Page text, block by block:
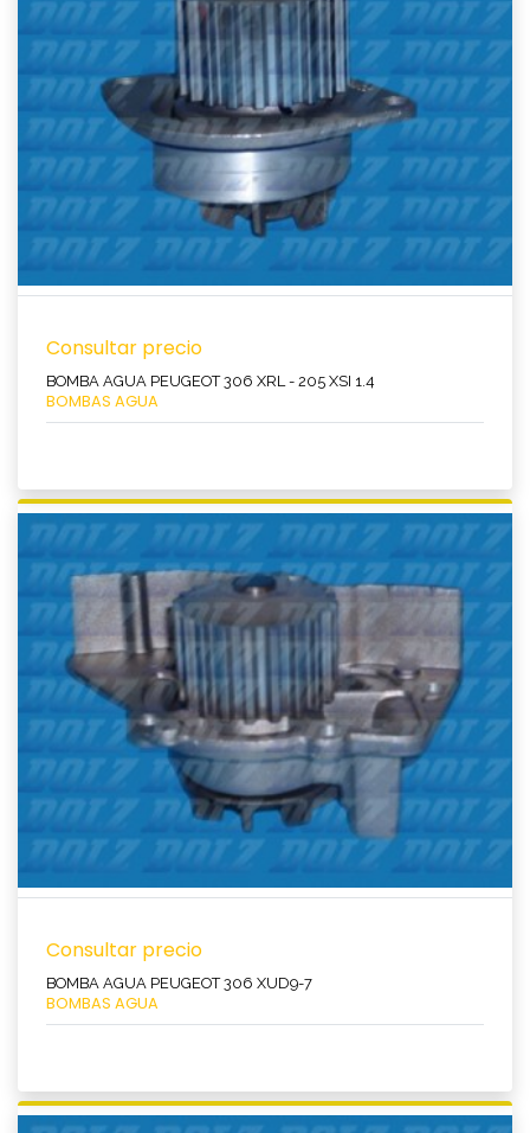
Ver producto
Consultar precio
BOMBA AGUA PEUGEOT 306 XRL - 205 XSI 1.4
BOMBAS AGUA
Ver producto
Consultar precio
BOMBA AGUA PEUGEOT 306 XUD9-7
BOMBAS AGUA